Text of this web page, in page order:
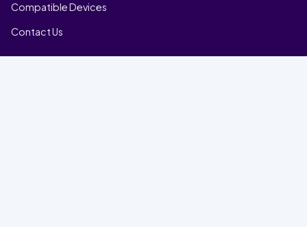
Compatible Devices
Contact Us